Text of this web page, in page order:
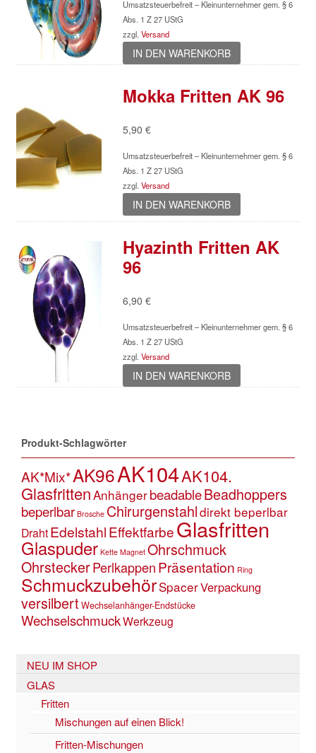
Umsatzsteuerbefreit – Kleinunternehmer gem. § 6
Abs. 1 Z 27 UStG
zzgl. Versand
IN DEN WARENKORB
Mokka Fritten AK 96
5,90 €
Umsatzsteuerbefreit – Kleinunternehmer gem. § 6
Abs. 1 Z 27 UStG
zzgl. Versand
IN DEN WARENKORB
Hyazinth Fritten AK
96
6,90 €
Umsatzsteuerbefreit – Kleinunternehmer gem. § 6
Abs. 1 Z 27 UStG
zzgl. Versand
IN DEN WARENKORB
Produkt-Schlagwörter
AK*Mix*AK96AK104AK104.
GlasfrittenAnhängerbeadableBeadhoppers
beperlbar Brosche Chirurgenstahldirekt beperlbar
DrahtEdelstahlEffektfarbeGlasfritten
Glaspuder Kette Magnet Ohrschmuck
OhrsteckerPerlkappenPräsentation Ring
SchmuckzubehörSpacerVerpackung
versilbert Wechselanhänger-Endstücke
WechselschmuckWerkzeug
NEU IM SHOP
GLAS
Fritten
Mischungen auf einen Blick!
Fritten-Mischungen